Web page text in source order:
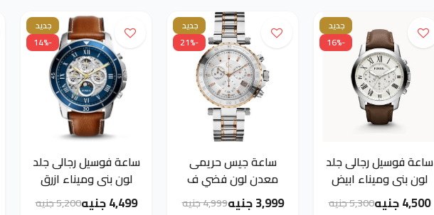
جديد
-16%
ساعة فوسيل رجالى جلد
لون بنى وميناء ابيض
4,500 جنيه 5,300 جنيه
جديد
-21%
ساعة جيس حريمى
معدن لون فضي ف
ذهبي وميناء فضي
3,999 جنيه 4,999 جنيه
جديد
-14%
ساعة فوسيل رجالى جلد
لون بني وميناء ازرق
4,499 جنيه 5,200 جنيه